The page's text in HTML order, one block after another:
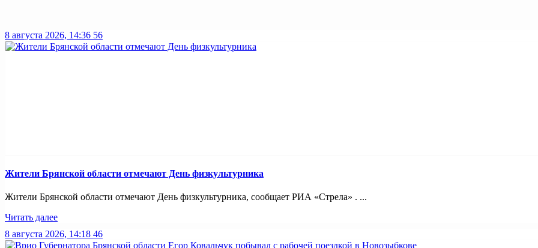
8 августа 2026, 14:36 56
Жители Брянской области отмечают День физкультурника
Жители Брянской области отмечают День физкультурника, сообщает РИА «Стрела» . ...
Читать далее
8 августа 2026, 14:18 46